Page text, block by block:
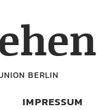
BERLIN
IMPRESSUM